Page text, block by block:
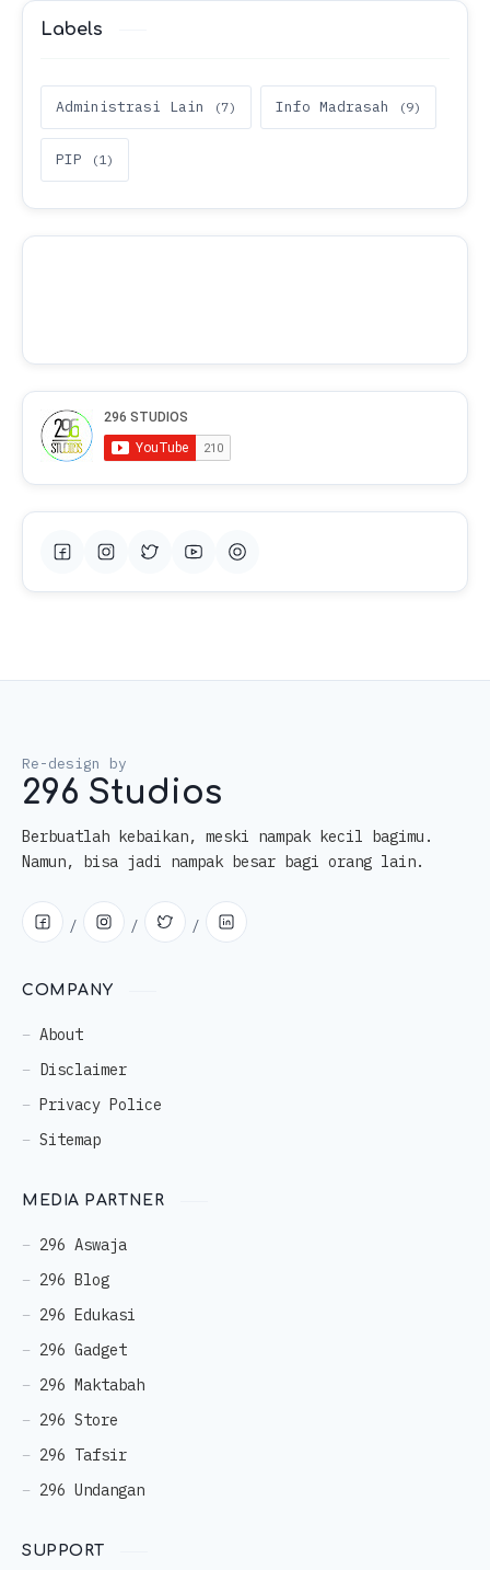
Labels
Administrasi Lain Info Madrasah
PIP
296 Studios
Berbuatlah kebaikan, meski nampak kecil bagimu.
Namun, bisa jadi nampak besar bagi orang lain.
COMPANY
About
Disclaimer
Privacy Police
Sitemap
MEDIA PARTNER
296 Aswaja
296 Blog
296 Edukasi
296 Gadget
296 Maktabah
296 Store
296 Tafsir
296 Undangan
SUPPORT